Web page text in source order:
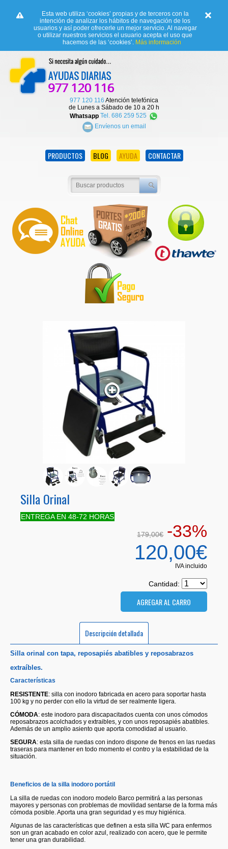
Esta web utiliza ‘cookies’ propias y de terceros con la
intención de analizar los hábitos de navegación de los
usuarios y así poder ofrecerle un mejor servicio. Al navegar
o utilizar nuestros servicios el usuario acepta el uso que
hacemos de las ‘cookies’. Más información
977 120 116 Atención telefónica
de Lunes a Sábado de 10 a 20 h
Whatsapp Tel. 686 259 525
Envíenos un email
PRODUCTOS BLOG AYUDA CONTACTAR
Silla Orinal
ENTREGA EN 48-72 HORAS
179,00€ -33%
120,00€
IVA incluido
Cantidad:
Descripción detallada
Silla orinal con tapa, reposapiés abatibles y reposabrazos
extraíbles.
Características
RESISTENTE: silla con inodoro fabricada en acero para soportar hasta
100 kg y no perder con ello la virtud de ser realmente ligera.
CÓMODA: este inodoro para discapacitados cuenta con unos cómodos
reposabrazos acolchados y extraibles, y con unos reposapiés abatibles.
Además de un amplio asiento que aporta comodidad al usuario.
SEGURA: esta silla de ruedas con indoro dispone de frenos en las ruedas
traseras para mantener en todo momento el contro y la estabilidad de la
situación.
Beneficios de la silla inodoro portátil
La silla de ruedas con inodoro modelo Barco permitirá a las personas
mayores y personas con problemas de movilidad sentarse de la forma más
cómoda posible. Aporta una gran seguridad y es muy higiénica.
Algunas de las características que definen a esta silla WC para enfermos
son un gran acabado en color azul, realizado con acero, que le permite
tener una gran durabilidad.